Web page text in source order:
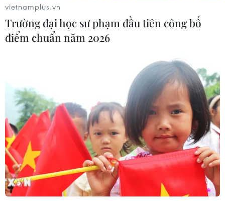
vietnamplus.vn
Trường đại học sư phạm đầu tiên công bố
điểm chuẩn năm 2026